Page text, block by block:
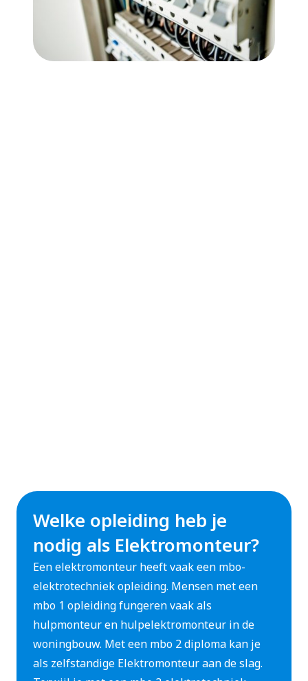
Welke opleiding heb je
nodig als Elektromonteur?
Een elektromonteur heeft vaak een mbo-
elektrotechniek opleiding. Mensen met een
mbo 1 opleiding fungeren vaak als
hulpmonteur en hulpelektromonteur in de
woningbouw. Met een mbo 2 diploma kan je
als zelfstandige Elektromonteur aan de slag.